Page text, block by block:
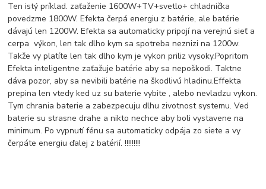
Ten istý príklad. zaťaženie 1600W+TV+svetlo+ chladnička
povedzme 1800W. Efekta čerpá energiu z batérie, ale batérie
dávajú len 1200W. Efekta sa automaticky pripojí na verejnú sieť a
cerpa výkon, len tak dlho kym sa spotreba neznizi na 1200w.
Takže vy platíte len tak dlho kym je vykon priliz vysoky.Popritom
Efekta inteligentne zaťažuje batérie aby sa nepoškodi. Taktne
dáva pozor, aby sa nevibili batérie na škodlivú hladinu.Effekta
prepina len vtedy ked uz su baterie vybite , alebo nevladzu vykon.
Tym chrania baterie a zabezpecuju dlhu zivotnost systemu. Ved
baterie su strasne drahe a nikto nechce aby boli vystavene na
minimum. Po vypnutí fénu sa automaticky odpája zo siete a vy
čerpáte energiu ďalej z batérií. !!!!!!!!!